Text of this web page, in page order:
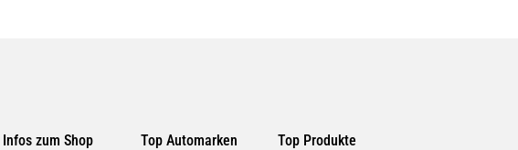
Infos zum Shop Top Automarken Top Produkte